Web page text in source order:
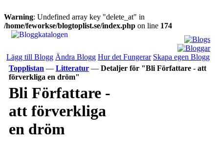
Warning: Undefined array key "delete_at" in
/home/feworkse/blogtoplist.se/index.php on line 174
Lägg till Blogg Ändra Blogg Hur det Fungerar Skapa egen Blogg
Topplistan — Litteratur — Detaljer för "Bli Författare - att
förverkliga en dröm"
Bli Författare -
att förverkliga
en dröm